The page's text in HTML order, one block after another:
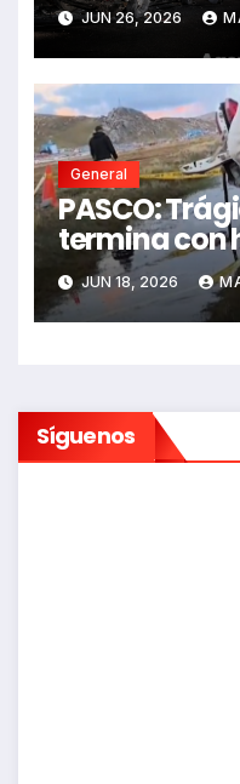
dejando dos
JUN 26, 2026
General
PASCO:
termina con
sin vida en
JUN 18, 2026
Síguenos